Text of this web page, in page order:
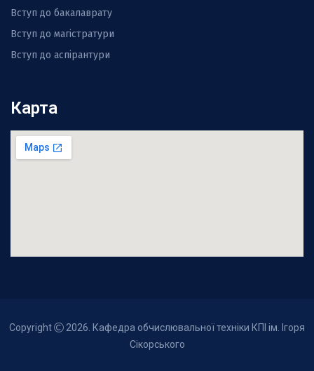
Вступ до бакалаврату
Вступ до магістратури
Вступ до аспірантури
Карта
Copyright
2026. Кафедра обчислювальної техніки КПІ ім. Ігоря
Сікорського